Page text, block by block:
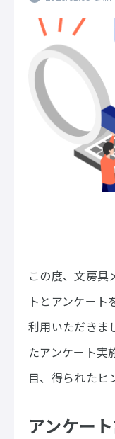
この度、文房具
トとアンケー
利用いただきま
たアンケート実
目、得られたヒ
アンケー